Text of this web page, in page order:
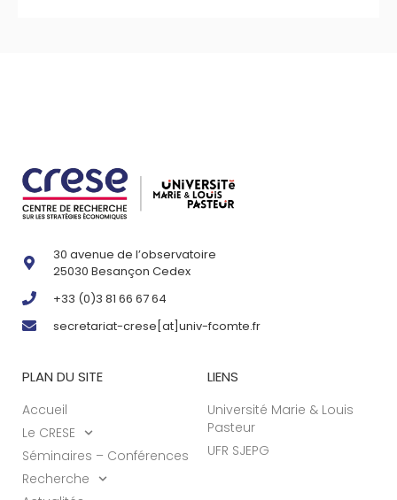
30 avenue de l’observatoire
25030 Besançon Cedex
+33 (0)3 81 66 67 64
secretariat-crese[at]univ-fcomte.fr
PLAN DU SITE
Accueil
Le CRESE
Séminaires – Conférences
Recherche
LIENS
Université Marie & Louis
Pasteur
UFR SJEPG